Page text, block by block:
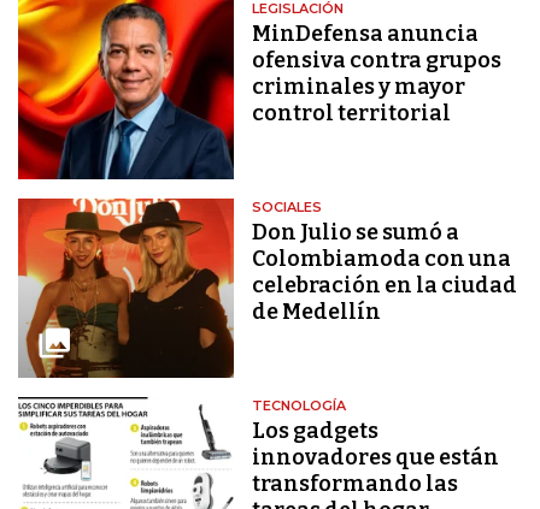
LEGISLACIÓN
MinDefensa anuncia
ofensiva contra grupos
criminales y mayor
control territorial
SOCIALES
Don Julio se sumó a
Colombiamoda con una
celebración en la ciudad
de Medellín
TECNOLOGÍA
Los gadgets
innovadores que están
transformando las